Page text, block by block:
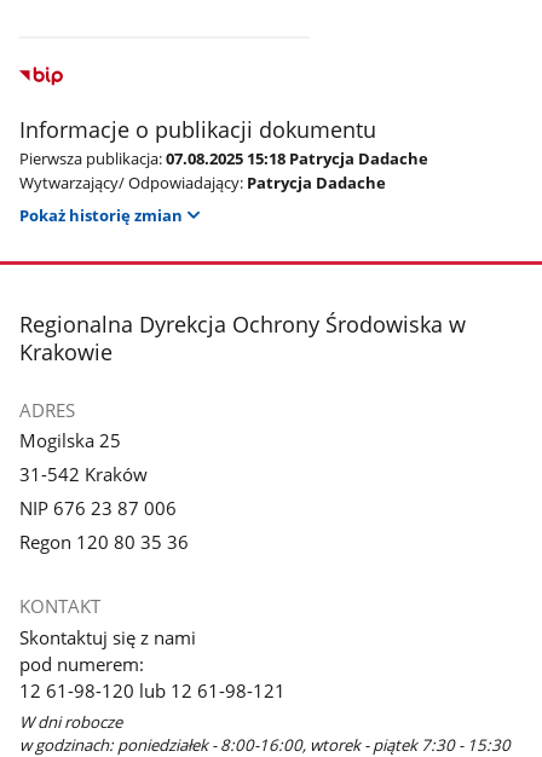
Informacje o publikacji dokumentu
Pierwsza publikacja:07.08.2025 15:18 Patrycja Dadache
Wytwarzający/ Odpowiadający: Patrycja Dadache
Pokaż historię zmian
stopka
Regionalna Dyrekcja Ochrony Środowiska w
Krakowie
ADRES
Mogilska 25
31-542 Kraków
NIP 676 23 87 006
Regon 120 80 35 36
KONTAKT
Skontaktuj się z nami
pod numerem:
12 61-98-120 lub 12 61-98-121
W dni robocze
w godzinach: poniedziałek - 8:00-16:00, wtorek - piątek 7:30 - 15:30